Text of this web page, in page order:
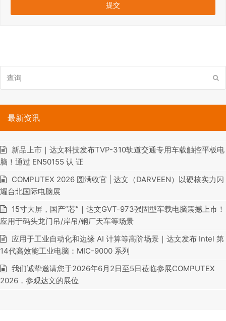
询
最新资讯
新品上市｜达文科技发布TVP-310轨道交通专用车载触控平板电
脑！通过 EN50155 认 证
COMPUTEX 2026 圆满收官 | 达文（DARVEEN）以硬核实力闪
耀台北国际电脑展
15寸大屏，国产“芯”｜达文GVT-973强固型车载电脑震撼上市！
应用于码头龙门吊/岸吊/钢厂天车等场景
应用于工业自动化和边缘 AI 计算等高阶场景｜达文发布 Intel 第
14代高效能工业电脑：MIC-9000 系列
我们诚挚邀请您于2026年6月2日至5日莅临参展COMPUTEX
2026，参观达文的展位